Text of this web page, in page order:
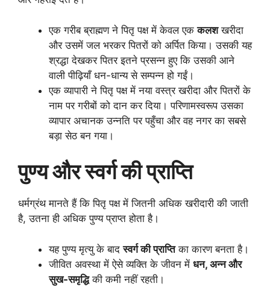
एक गरीब ब्राह्मण ने पितृ पक्ष में केवल एककलशखरीदा
और उसमें जल भरकर पितरों को अर्पित किया। उसकी यह
श्रद्धा देखकर पितर इतने प्रसन्न हुए कि उसकी आने
वाली पीढ़ियाँ धन-धान्य से सम्पन्न हो गईं।
एक व्यापारी ने पितृ पक्ष में नया वस्त्र खरीदा और पितरों के
नाम पर गरीबों को दान कर दिया। परिणामस्वरूप उसका
व्यापार अचानक उन्नति पर पहुँचा और वह नगर का सबसे
बड़ा सेठ बन गया।
पुण्य और स्वर्ग की प्राप्ति
धर्मग्रंथ मानते हैं कि पितृ पक्ष में जितनी अधिक खरीदारी की जाती
है, उतना ही अधिक पुण्य प्राप्त होता है।
यह पुण्य मृत्यु के बादस्वर्ग की प्राप्तिका कारण बनता है।
जीवित अवस्था में ऐसे व्यक्ति के जीवन में धन, अन्न और
सुख-समृद्धिकी कमी नहीं रहती।